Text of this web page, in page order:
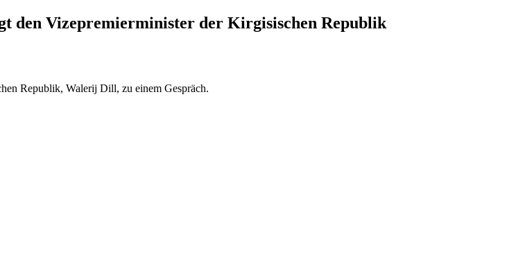
den Vizepremierminister der Kirgisischen Republik
Republik, Walerij Dill, zu einem Gespräch.